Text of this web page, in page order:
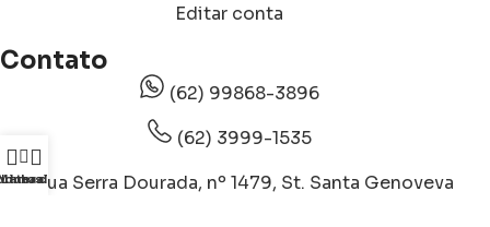
Editar conta
Contato
(62) 99868-3896
(62) 3999-1535
Rua Serra Dourada, nº 1479, St. Santa Genoveva
Lateralconta